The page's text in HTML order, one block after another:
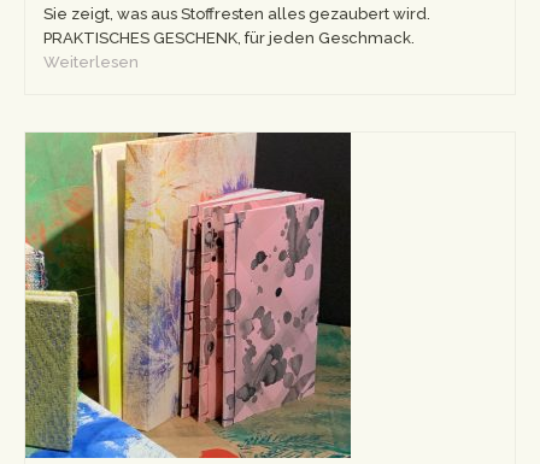
Sie zeigt, was aus Stoffresten alles gezaubert wird.
PRAKTISCHES GESCHENK, für jeden Geschmack.
Weiterlesen